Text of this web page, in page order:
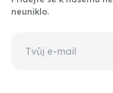
neuniklo.